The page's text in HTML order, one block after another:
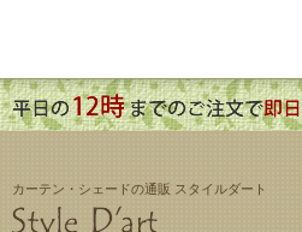
カーテン・シェードの通販 スタイルダート